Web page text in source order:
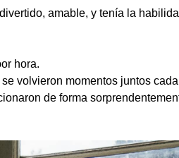
amable, y tenía la
hora.
volvieron momentos juntos
de forma